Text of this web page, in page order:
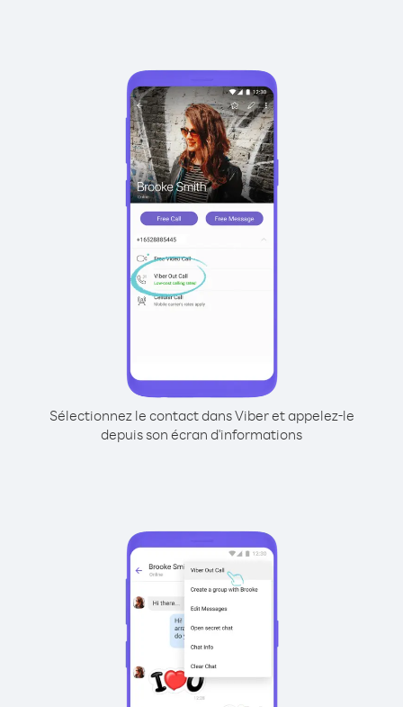
Sélectionnez le contact dans Viber et appelez-le
depuis son écran d'informations